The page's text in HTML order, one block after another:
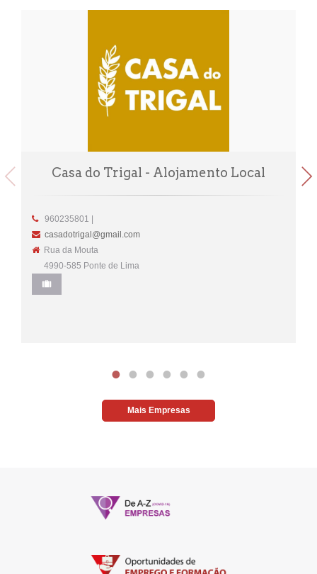
Casa do Trigal - Alojamento Local
960235801 |
casadotrigal@gmail.com
Rua da Mouta
4990-585 Ponte de Lima
Mais Empresas